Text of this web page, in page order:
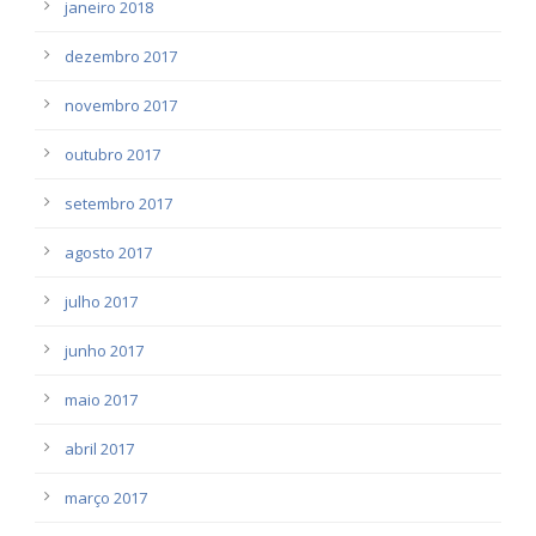
janeiro 2018
dezembro 2017
novembro 2017
outubro 2017
setembro 2017
agosto 2017
julho 2017
junho 2017
maio 2017
abril 2017
março 2017